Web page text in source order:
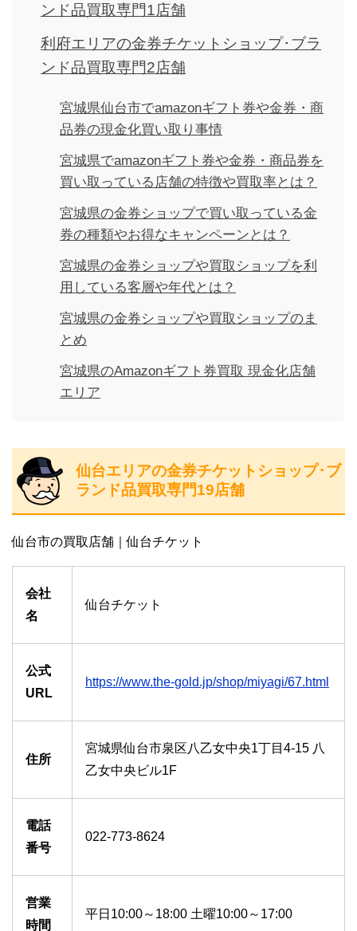
ンド品買取専門1店舗
利府エリアの金券チケットショップ･ブラ
ンド品買取専門2店舗
宮城県仙台市でamazonギフト券や金券・商
品券の現金化買い取り事情
宮城県でamazonギフト券や金券・商品券を
買い取っている店舗の特徴や買取率とは？
宮城県の金券ショップで買い取っている金
券の種類やお得なキャンペーンとは？
宮城県の金券ショップや買取ショップを利
用している客層や年代とは？
宮城県の金券ショップや買取ショップのま
とめ
宮城県のAmazonギフト券買取 現金化店舗
エリア
仙台エリアの金券チケットショップ･ブ
ランド品買取専門19店舗
仙台市の買取店舗｜仙台チケット
会社
名
仙台チケット
公式
URL
https://www.the-gold.jp/shop/miyagi/67.html
住所
宮城県仙台市泉区八乙女中央1丁目4-15 八
乙女中央ビル1F
電話
番号
022-773-8624
営業
時間
平日10:00～18:00 土曜10:00～17:00